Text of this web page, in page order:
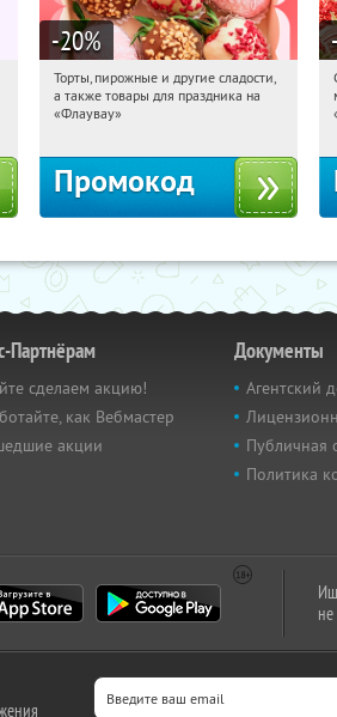
-20%
18:17:44 Получили:
Россия
Торты, пирожные и другие сладости,
а также товары для праздника на
«Флаувау»
Промокод
Партнёрам
сделаем акцию!
как Вебмастер
акции
Документы
Агентский
Публичная
Политика